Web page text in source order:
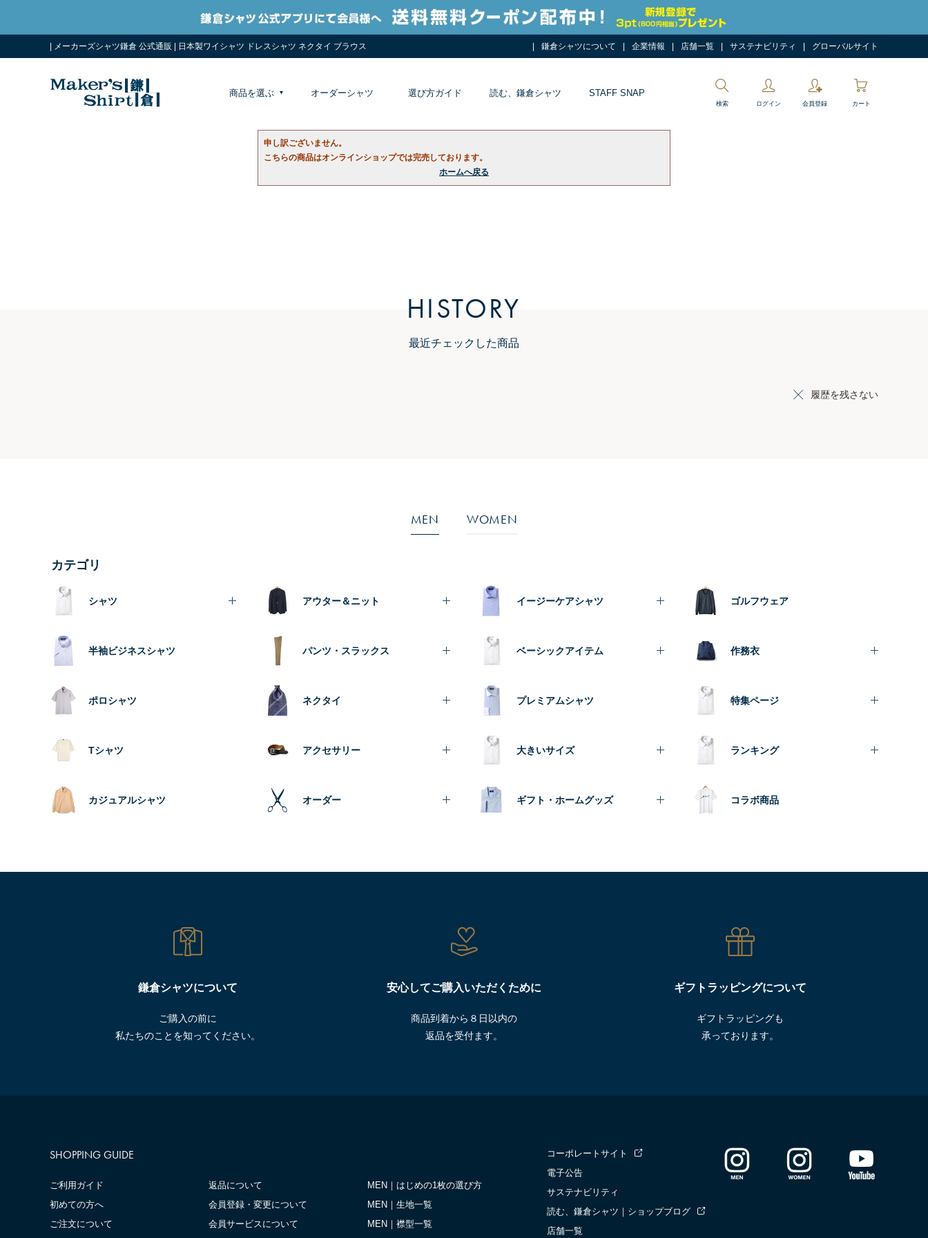
| メーカーズシャツ鎌倉 公式通販 | 日本製ワイシャツ ドレスシャツ ネクタイ ブラウス 鎌倉シャツについて 企業情報 店舗一覧 サステナビリティ グローバルサイト
商品を選ぶ オーダーシャツ 選び方ガイド 読む、鎌倉シャツ STAFF SNAP
検索 ログイン 会員登録 カート
申し訳ございません。
こちらの商品はオンラインショップでは完売しております。
ホームへ戻る
HISTORY
最近チェックした商品
履歴を残さない
MEN WOMEN
カテゴリ
シャツ
半袖ビジネスシャツ
ポロシャツ
Tシャツ
カジュアルシャツ
アウター＆ニット
パンツ・スラックス
ネクタイ
アクセサリー
オーダー
イージーケアシャツ
ベーシックアイテム
プレミアムシャツ
大きいサイズ
ギフト・ホームグッズ
ゴルフウェア
作務衣
特集ページ
ランキング
コラボ商品
鎌倉シャツについて
ご購入の前に
私たちのことを知ってください。
安心してご購入いただくために
商品到着から８日以内の
返品を受付ます。
ギフトラッピングについて
ギフトラッピングも
承っております。
SHOPPING GUIDE
ご利用ガイド
初めての方へ
ご注文について
返品について
会員登録・変更について
会員サービスについて
MEN｜はじめの1枚の選び方
MEN｜生地一覧
MEN｜襟型一覧
コーポレートサイト
電子公告
サステナビリティ
読む、鎌倉シャツ｜ショップブログ
店舗一覧